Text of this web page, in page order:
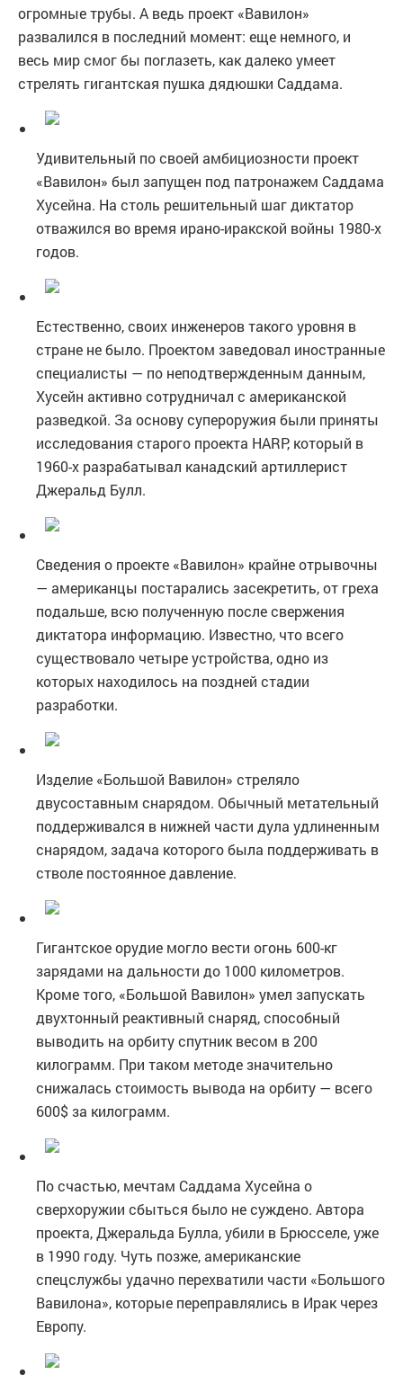
огромные трубы. А ведь проект «Вавилон»
развалился в последний момент: еще немного, и
весь мир смог бы поглазеть, как далеко умеет
стрелять гигантская пушка дядюшки Саддама.
Удивительный по своей амбициозности проект
«Вавилон» был запущен под патронажем Саддама
Хусейна. На столь решительный шаг диктатор
отважился во время ирано-иракской войны 1980-х
годов.
Естественно, своих инженеров такого уровня в
стране не было. Проектом заведовал иностранные
специалисты — по неподтвержденным данным,
Хусейн активно сотрудничал с американской
разведкой. За основу супероружия были приняты
исследования старого проекта HARP, который в
1960-х разрабатывал канадский артиллерист
Джеральд Булл.
Сведения о проекте «Вавилон» крайне отрывочны
— американцы постарались засекретить, от греха
подальше, всю полученную после свержения
диктатора информацию. Известно, что всего
существовало четыре устройства, одно из
которых находилось на поздней стадии
разработки.
Изделие «Большой Вавилон» стреляло
двусоставным снарядом. Обычный метательный
поддерживался в нижней части дула удлиненным
снарядом, задача которого была поддерживать в
стволе постоянное давление.
Гигантское орудие могло вести огонь 600-кг
зарядами на дальности до 1000 километров.
Кроме того, «Большой Вавилон» умел запускать
двухтонный реактивный снаряд, способный
выводить на орбиту спутник весом в 200
килограмм. При таком методе значительно
снижалась стоимость вывода на орбиту — всего
600$ за килограмм.
По счастью, мечтам Саддама Хусейна о
сверхоружии сбыться было не суждено. Автора
проекта, Джеральда Булла, убили в Брюсселе, уже
в 1990 году. Чуть позже, американские
спецслужбы удачно перехватили части «Большого
Вавилона», которые переправлялись в Ирак через
Европу.